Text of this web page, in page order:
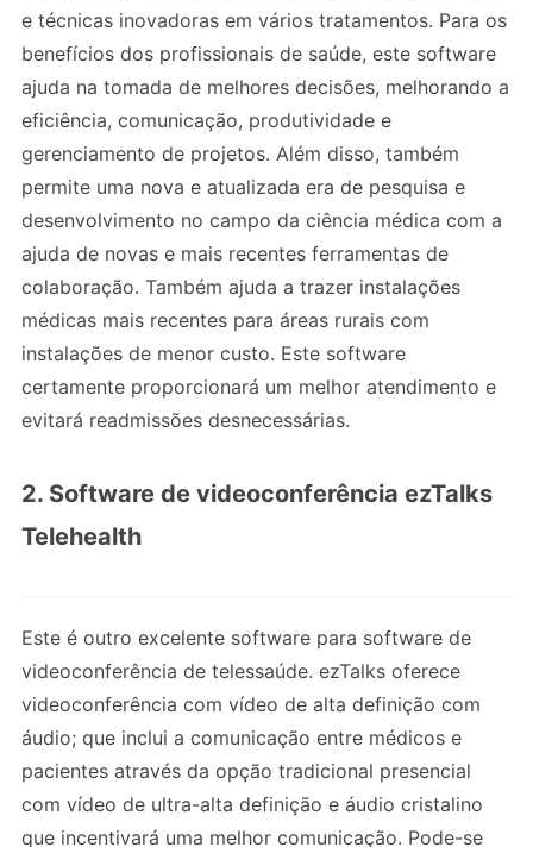
e técnicas inovadoras em vários tratamentos. Para os
benefícios dos profissionais de saúde, este software
ajuda na tomada de melhores decisões, melhorando a
eficiência, comunicação, produtividade e
gerenciamento de projetos. Além disso, também
permite uma nova e atualizada era de pesquisa e
desenvolvimento no campo da ciência médica com a
ajuda de novas e mais recentes ferramentas de
colaboração. Também ajuda a trazer instalações
médicas mais recentes para áreas rurais com
instalações de menor custo. Este software
certamente proporcionará um melhor atendimento e
evitará readmissões desnecessárias.
2. Software de videoconferência ezTalks
Telehealth
Este é outro excelente software para software de
videoconferência de telessaúde. ezTalks oferece
videoconferência com vídeo de alta definição com
áudio; que inclui a comunicação entre médicos e
pacientes através da opção tradicional presencial
com vídeo de ultra-alta definição e áudio cristalino
que incentivará uma melhor comunicação. Pode-se